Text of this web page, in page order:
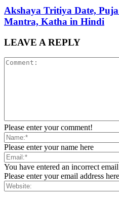
Akshaya Tritiya Date,
Mantra, Katha in Hindi
LEAVE A REPLY
Please enter your comment!
Please enter your name here
You have entered an incorrect
Please enter your email address here